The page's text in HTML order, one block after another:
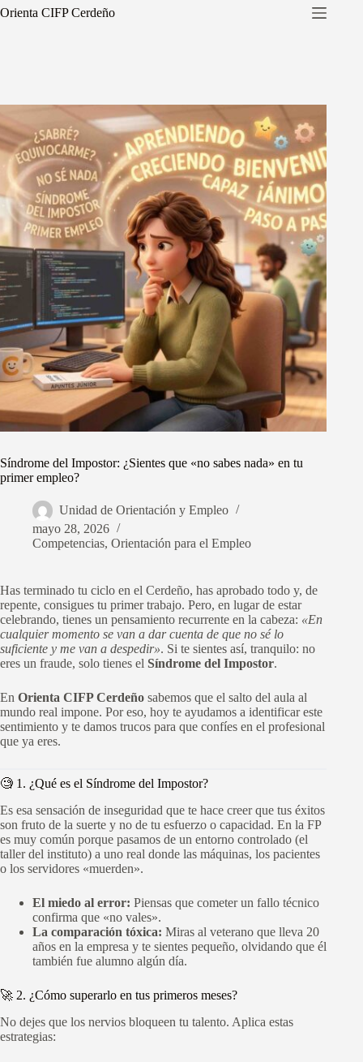
Saltar
al
Orienta CIFP Cerdeño
Síndrome del Impostor: ¿Sientes que «no sabes nada» en tu
primer empleo?
Unidad de Orientación y Empleo
mayo 28, 2026
Competencias, Orientación para el Empleo
Has terminado tu ciclo en el Cerdeño, has aprobado todo y, de
repente, consigues tu primer trabajo. Pero, en lugar de estar
celebrando, tienes un pensamiento recurrente en la cabeza: «En
cualquier momento se van a dar cuenta de que no sé lo
suficiente y me van a despedir». Si te sientes así, tranquilo: no
eres un fraude, solo tienes el Síndrome del Impostor.
En Orienta CIFP Cerdeño sabemos que el salto del aula al
mundo real impone. Por eso, hoy te ayudamos a identificar este
sentimiento y te damos trucos para que confíes en el profesional
que ya eres.
🧐 1. ¿Qué es el Síndrome del Impostor?
Es esa sensación de inseguridad que te hace creer que tus éxitos
son fruto de la suerte y no de tu esfuerzo o capacidad. En la FP
es muy común porque pasamos de un entorno controlado (el
taller del instituto) a uno real donde las máquinas, los pacientes
o los servidores «muerden».
El miedo al error: Piensas que cometer un fallo técnico
confirma que «no vales».
La comparación tóxica: Miras al veterano que lleva 20
años en la empresa y te sientes pequeño, olvidando que él
también fue alumno algún día.
🚀 2. ¿Cómo superarlo en tus primeros meses?
No dejes que los nervios bloqueen tu talento. Aplica estas
estrategias: